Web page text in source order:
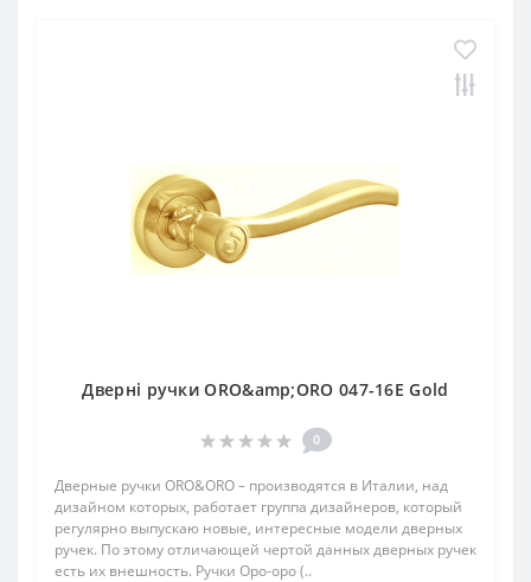
Дверні ручки ORO&amp;ORO 047-16E Gold
0
Дверные ручки ORO&ORO – производятся в Италии, над
дизайном которых, работает группа дизайнеров, который
регулярно выпускаю новые, интересные модели дверных
ручек. По этому отличающей чертой данных дверных ручек
есть их внешность. Ручки Оро-оро (..